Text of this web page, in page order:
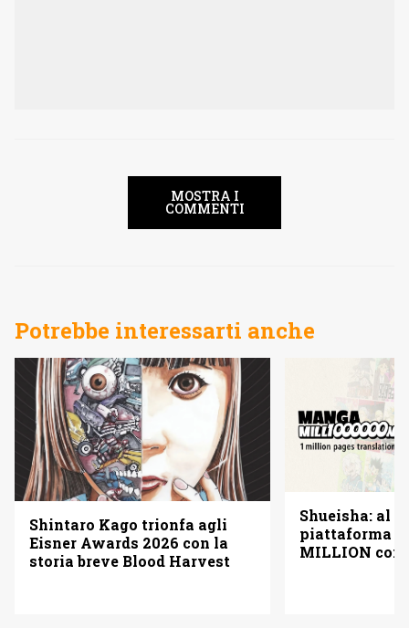
MOSTRA I
COMMENTI
Potrebbe interessarti anche
Shintaro Kago trionfa agli
Eisner Awards 2026 con la
storia breve Blood Harvest
Shueisha: al
piattaforma
MILLION con